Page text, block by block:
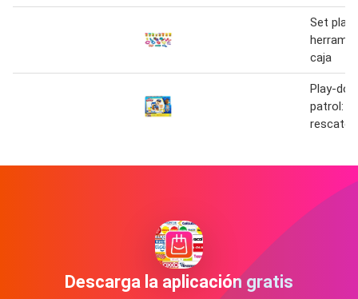
Set
caja
Play-
patrol:
rescate
Descarga la aplicación gratis